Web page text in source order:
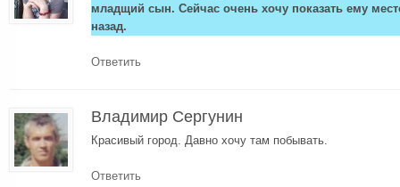
младщий сын. Сейчас очень хочу показать ему
назад.
Ответить
Владимир Сергунин
Красивый город. Давно хочу там побывать.
Ответить